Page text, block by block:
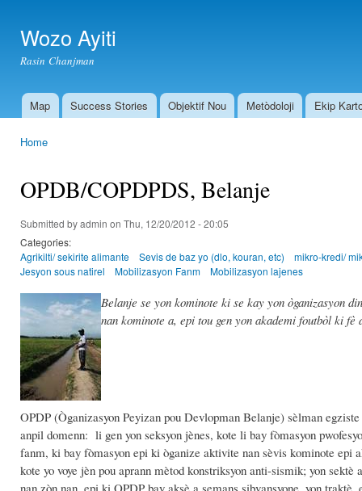
Wozo Ayiti
Rasin Chanjman
Main menu
Map Success Stories Objektif Nou Metòdoloji Ekip
Home
OPDB/COPDPDS, Belanje
Submitted byadmin on Thu, 12/20/2012 - 20:05
Categories:
Agrikilti/ sekirite alimante
Sevis de baz yo (dlo, kouran, etc)
mikro-kredi/
Jesyon sous natirel
Mobilizasyon Fanm Mobilizasyon lajenes
Belanje se yon kominote ki se kay yon òganizasyon
nan kominote a, epi tou gen yon akademi foutbòl ki fè
OPDP (Òganizasyon Peyizan pou Devlopman Belanje) sèlman
anpil domenn: li gen yon seksyon jènes, kote li bay fòmasyon
fanm, ki bay fòmasyon epi ki òganize aktivite nan sèvis kominote epi
kote yo voye jèn pou aprann mètod konstriksyon anti-sismik; yon
nan zòn nan, epi ki OPDP bay aksè a semans sibvansyone, yon